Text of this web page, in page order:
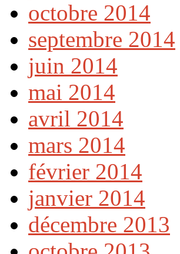
octobre 2014
septembre 2014
juin 2014
mai 2014
avril 2014
mars 2014
février 2014
janvier 2014
décembre 2013